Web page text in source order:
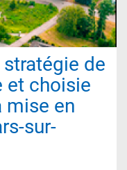
de
et choisie
mise en
sur-